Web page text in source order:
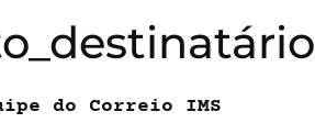
do Correio IMS